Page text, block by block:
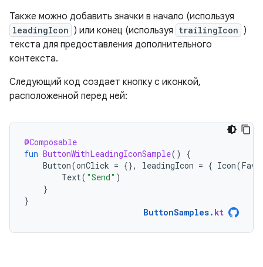
Также можно добавить значки в начало (используя
leadingIcon ) или конец (используя trailingIcon )
текста для предоставления дополнительного
контекста.
Следующий код создает кнопку с иконкой,
расположенной перед ней:
@Composable
fun ButtonWithLeadingIconSample()
{
Button(onClick = {}, leadingIcon = { Icon(
Text( "Send" )
}
}
ButtonSamples. kt